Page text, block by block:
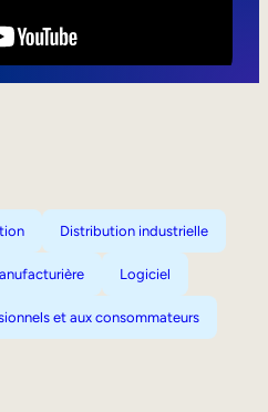
Distribution industrielle
Logiciel
et aux consommateurs